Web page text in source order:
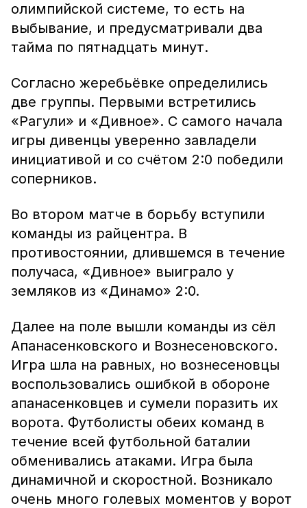
олимпийской системе, то есть на
выбывание, и предусматривали два
тайма по пятнадцать минут.
Согласно жеребьёвке определились
две группы. Первыми встретились
«Рагули» и «Дивное». С самого начала
игры дивенцы уверенно завладели
инициативой и со счётом 2:0 победили
соперников.
Во втором матче в борьбу вступили
команды из райцентра. В
противостоянии, длившемся в течение
получаса, «Дивное» выиграло у
земляков из «Динамо» 2:0.
Далее на поле вышли команды из сёл
Апанасенковского и Вознесеновского.
Игра шла на равных, но вознесеновцы
воспользовались ошибкой в обороне
апанасенковцев и сумели поразить их
ворота. Футболисты обеих команд в
течение всей футбольной баталии
обменивались атаками. Игра была
динамичной и скоростной. Возникало
очень много голевых моментов у ворот